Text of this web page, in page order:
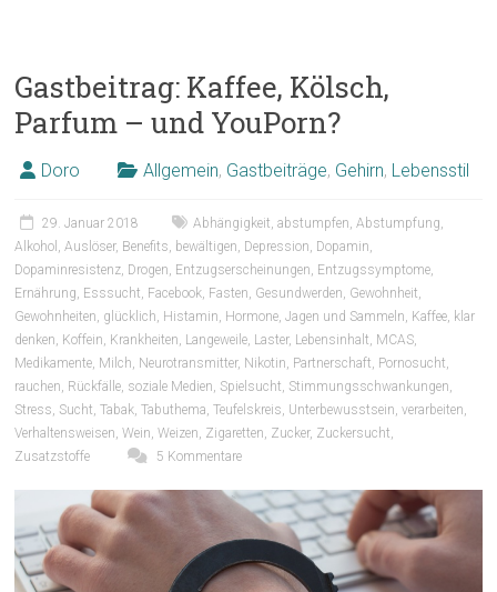
Gastbeitrag: Kaffee, Kölsch,
Parfum – und YouPorn?
Doro Allgemein, Gastbeiträge, Gehirn, Lebensstil
29. Januar 2018 Abhängigkeit,abstumpfen,Abstumpfung,
Alkohol ,Auslöser, Benefits, bewältigen, Depression, Dopamin,
Dopaminresistenz, Drogen, Entzugserscheinungen, Entzugssymptome,
Ernährung, Esssucht, Facebook, Fasten, Gesundwerden, Gewohnheit,
Gewohnheiten, glücklich, Histamin, Hormone,Jagen und Sammeln, Kaffee, klar
denken, Koffein, Krankheiten, Langeweile, Laster, Lebensinhalt, MCAS,
Medikamente, Milch, Neurotransmitter, Nikotin, Partnerschaft, Pornosucht,
rauchen, Rückfälle, soziale Medien, Spielsucht, Stimmungsschwankungen,
Stress, Sucht,Tabak,Tabuthema,Teufelskreis, Unterbewusstsein,verarbeiten,
Verhaltensweisen,Wein,Weizen, Zigaretten, Zucker, Zuckersucht,
Zusatzstoffe
5 Kommentare